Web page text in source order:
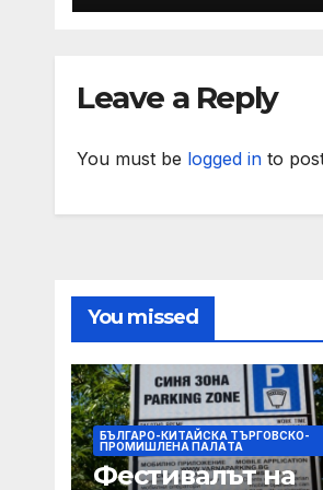
изслушване на
заместник-
Leave a Reply
You must be logged in to
You missed
БЪЛГАРО-КИТАЙСКА ТЪРГОВСКО-
ПРОМИШЛЕНА ПАЛAТА
Фестивалът на